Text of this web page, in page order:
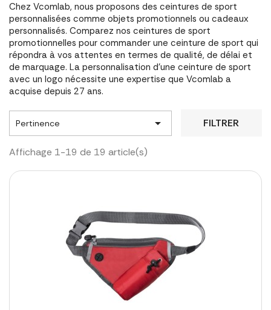
Chez Vcomlab, nous proposons des ceintures de sport
personnalisées comme objets promotionnels ou cadeaux
personnalisés. Comparez nos ceintures de sport
promotionnelles pour commander une ceinture de sport qui
répondra à vos attentes en termes de qualité, de délai et
de marquage. La personnalisation d'une ceinture de sport
avec un logo nécessite une expertise que Vcomlab a
acquise depuis 27 ans.
Pertinence  FILTRER
Affichage 1-19 de 19 article(s)